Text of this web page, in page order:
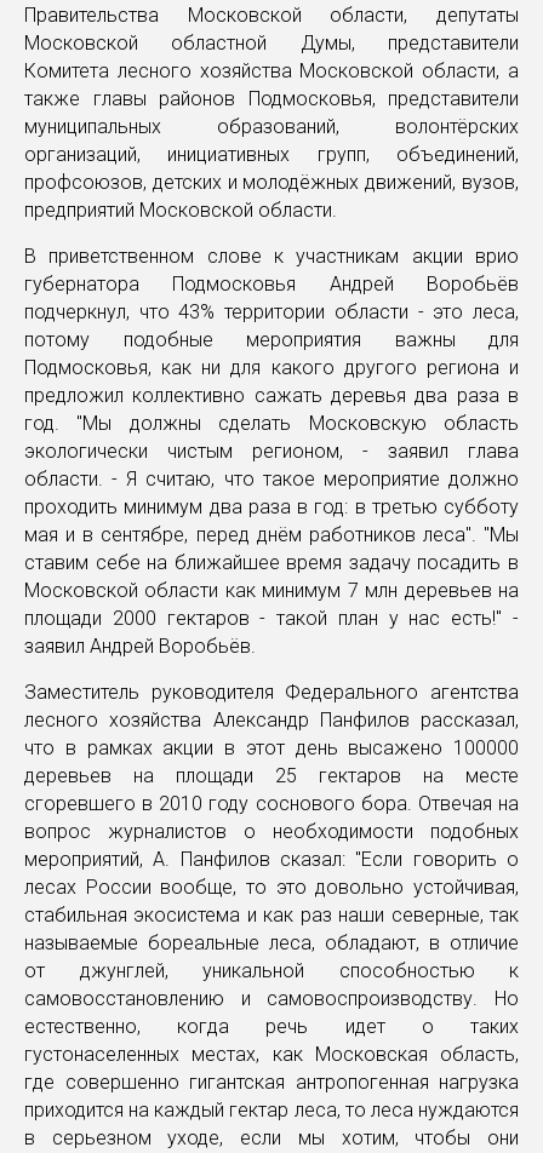
Правительства Московской области, депутаты
Московской областной Думы, представители
Комитета лесного хозяйства Московской области, а
также главы районов Подмосковья, представители
муниципальных образований, волонтёрских
организаций, инициативных групп, объединений,
профсоюзов, детских и молодёжных движений, вузов,
предприятий Московской области.
В приветственном слове к участникам акции врио
губернатора Подмосковья Андрей Воробьёв
подчеркнул, что 43% территории области - это леса,
потому подобные мероприятия важны для
Подмосковья, как ни для какого другого региона и
предложил коллективно сажать деревья два раза в
год. "Мы должны сделать Московскую область
экологически чистым регионом, - заявил глава
области. - Я считаю, что такое мероприятие должно
проходить минимум два раза в год: в третью субботу
мая и в сентябре, перед днём работников леса". "Мы
ставим себе на ближайшее время задачу посадить в
Московской области как минимум 7 млн деревьев на
площади 2000 гектаров - такой план у нас есть!" -
заявил Андрей Воробьёв.
Заместитель руководителя Федерального агентства
лесного хозяйства Александр Панфилов рассказал,
что в рамках акции в этот день высажено 100000
деревьев на площади 25 гектаров на месте
сгоревшего в 2010 году соснового бора. Отвечая на
вопрос журналистов о необходимости подобных
мероприятий, А. Панфилов сказал: "Если говорить о
лесах России вообще, то это довольно устойчивая,
стабильная экосистема и как раз наши северные, так
называемые бореальные леса, обладают, в отличие
от джунглей, уникальной способностью к
самовосстановлению и самовоспроизводству. Но
естественно, когда речь идет о таких
густонаселенных местах, как Московская область,
где совершенно гигантская антропогенная нагрузка
приходится на каждый гектар леса, то леса нуждаются
в серьезном уходе, если мы хотим, чтобы они